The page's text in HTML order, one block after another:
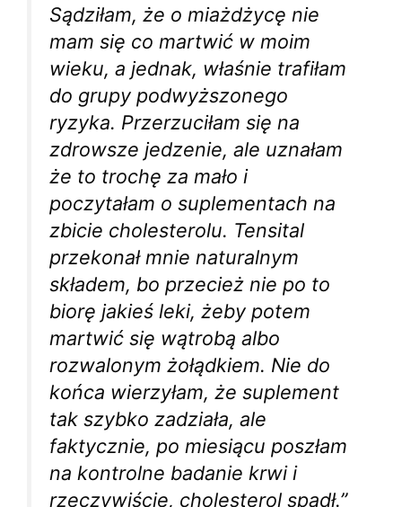
Sądziłam, że o miażdżycę nie
mam się co martwić w moim
wieku, a jednak, właśnie trafiłam
do grupy podwyższonego
ryzyka. Przerzuciłam się na
zdrowsze jedzenie, ale uznałam
że to trochę za mało i
poczytałam o suplementach na
zbicie cholesterolu. Tensital
przekonał mnie naturalnym
składem, bo przecież nie po to
biorę jakieś leki, żeby potem
martwić się wątrobą albo
rozwalonym żołądkiem. Nie do
końca wierzyłam, że suplement
tak szybko zadziała, ale
faktycznie, po miesiącu poszłam
na kontrolne badanie krwi i
rzeczywiście, cholesterol spadł.”